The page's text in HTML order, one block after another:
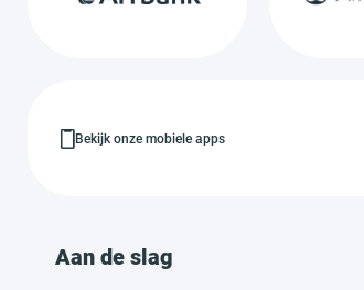
Bekijk onze mobiele apps
Aan de slag